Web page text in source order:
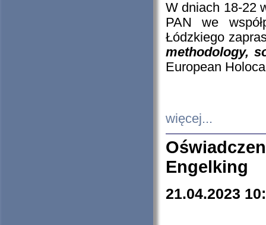
W dniach 18-22
PAN we
Łódzkiego
methodology,
European
więcej...
Engelking
21.04.2023